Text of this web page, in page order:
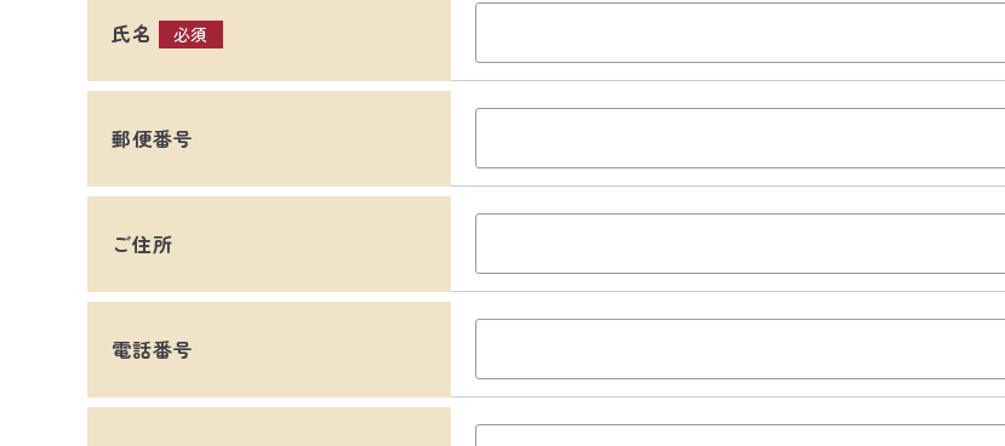
氏名 必須
郵便番号
ご住所
電話番号